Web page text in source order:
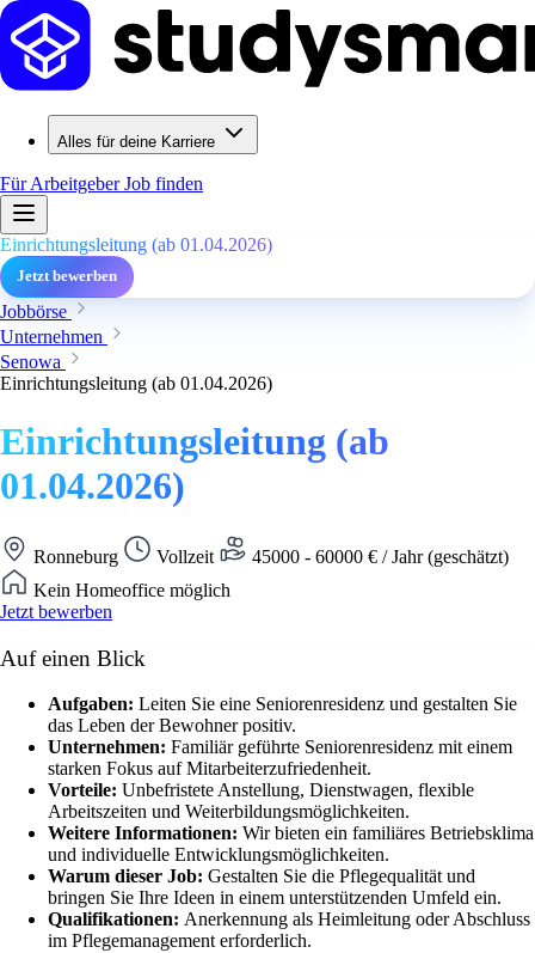
Alles für deine Karriere
Für ArbeitgeberJob finden
Einrichtungsleitung (ab 01.04.2026)
Jetzt bewerben
Jobbörse
Unternehmen
Senowa
Einrichtungsleitung (ab 01.04.2026)
Einrichtungsleitung (ab
01.04.2026)
Ronneburg Vollzeit
45000 - 60000 € / Jahr (geschätzt)
Kein Homeoffice möglich
Jetzt bewerben
Auf einen Blick
Aufgaben: Leiten Sie eine Seniorenresidenz und gestalten Sie
das Leben der Bewohner positiv.
Unternehmen: Familiär geführte Seniorenresidenz mit einem
starken Fokus auf Mitarbeiterzufriedenheit.
Vorteile: Unbefristete Anstellung, Dienstwagen, flexible
Arbeitszeiten und Weiterbildungsmöglichkeiten.
Weitere Informationen: Wir bieten ein familiäres Betriebsklima
und individuelle Entwicklungsmöglichkeiten.
Warum dieser Job: Gestalten Sie die Pflegequalität und
bringen Sie Ihre Ideen in einem unterstützenden Umfeld ein.
Qualifikationen: Anerkennung als Heimleitung oder Abschluss
im Pflegemanagement erforderlich.